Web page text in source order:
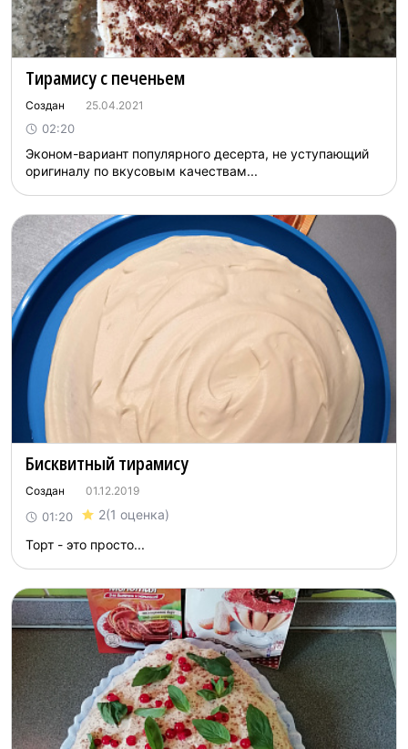
Тирамису с печеньем
Создан 25.04.2021
02:20
Эконом-вариант популярного десерта, не уступающий
оригиналу по вкусовым качествам...
Бисквитный тирамису
Создан 01.12.2019
01:20 2(1 оценка)
Торт - это просто...